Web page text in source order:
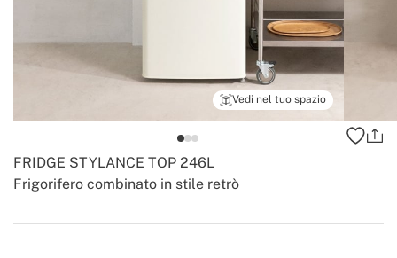
Vedi nel tuo spazio
Frigorifero combinato in stile retrò
FRIDGE STYLANCE TOP 246L
Create